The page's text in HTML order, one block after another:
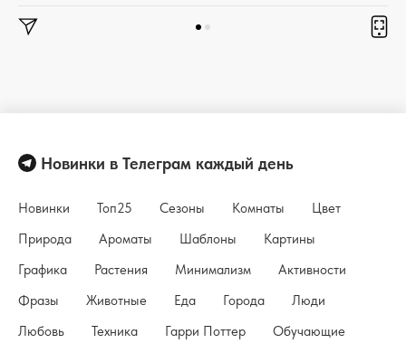
Новинки в Телеграм каждый день
Новинки Топ25 Сезоны Комнаты
Цвет
Природа
Ароматы Шаблоны
Картины
Графика
Растения Минимализм
Активности
Фразы
Животные Еда Города
Люди
Любовь
Техника Гарри Поттер
Обучающие